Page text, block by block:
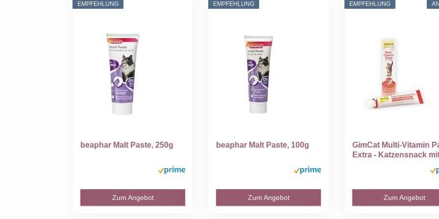
EMPFEHLUNG
beaphar Malt Paste, 250g
Zum Angebot
EMPFEHLUNG
beaphar Malt Paste, 100g
Zum Angebot
EMPFEHLUNG
GimCat Multi-Vitamin
Extra - Katzensnack
Zum Angebot